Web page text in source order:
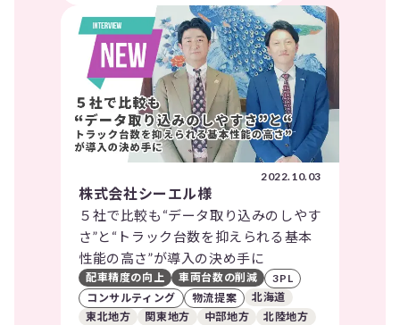
2022.10.03
株式会社シーエル様
５社で比較も“データ取り込みのしやす
さ”と“トラック台数を抑えられる基本
性能の高さ”が導入の決め手に
配車精度の向上 車両台数の削減
3PL
コンサルティング
物流提案
北海道
東北地方
関東地方 中部地方
北陸地方